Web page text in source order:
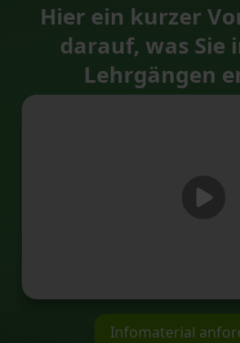
Hier ein kurzer
darauf, was Sie
Lehrgängen
Infomaterial